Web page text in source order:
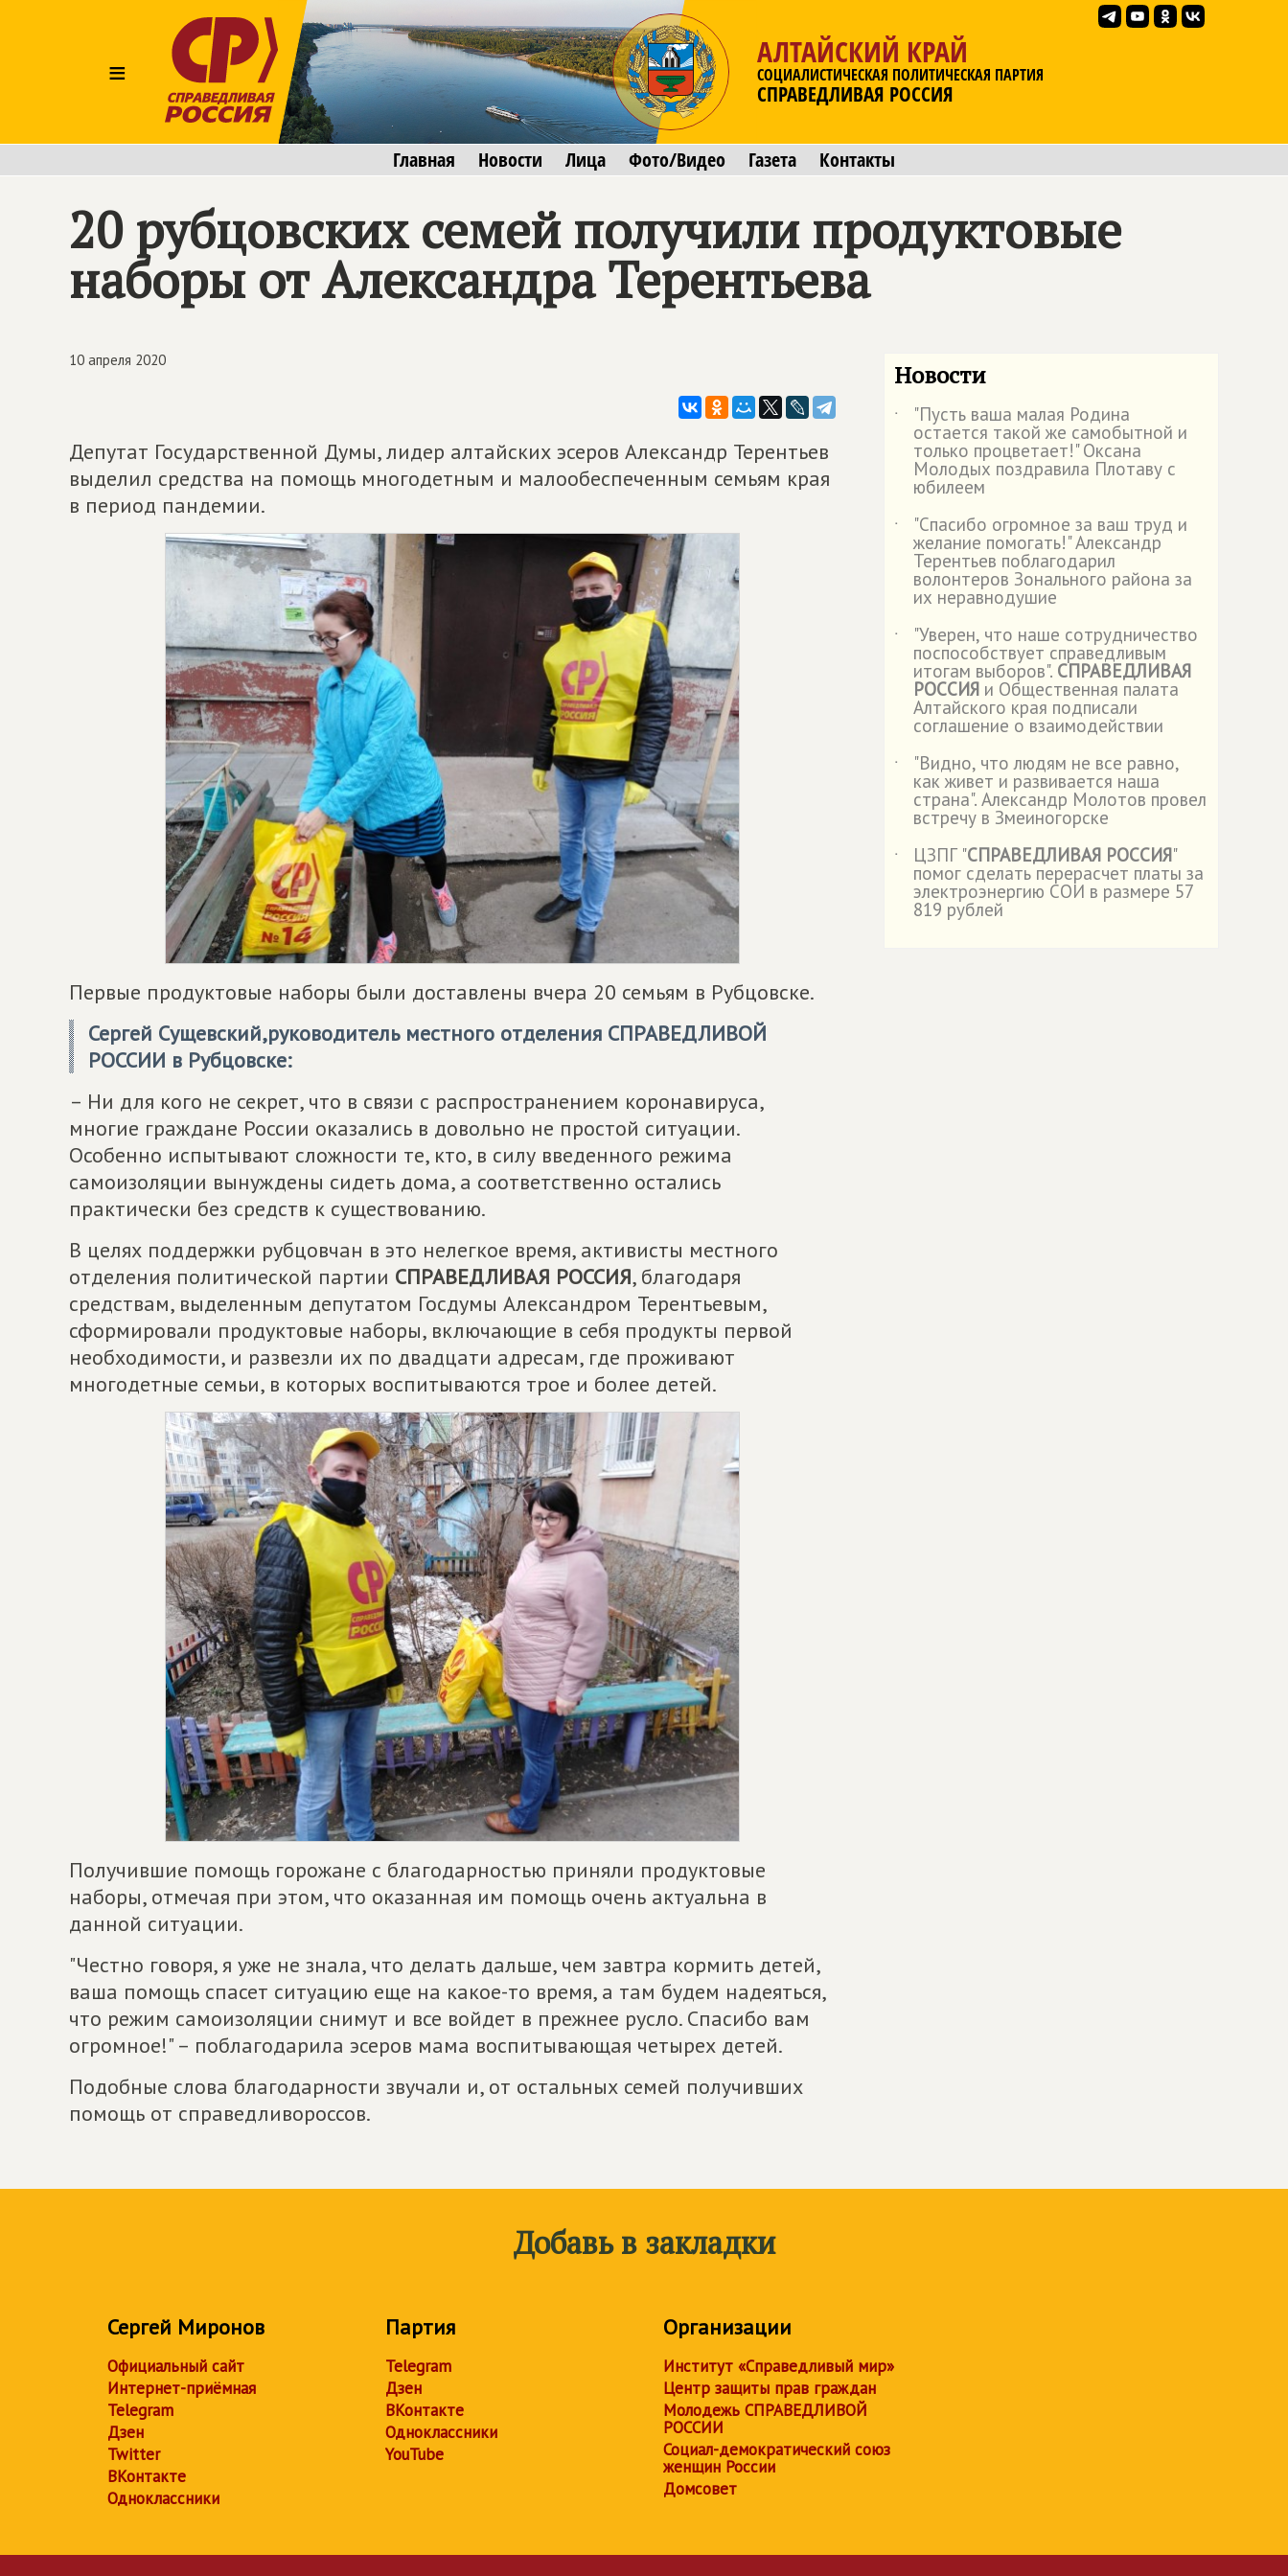
≡
АЛТАЙСКИЙ КРАЙ
СОЦИАЛИСТИЧЕСКАЯ ПОЛИТИЧЕСКАЯ ПАРТИЯ
СПРАВЕДЛИВАЯ РОССИЯ
Главная Новости Лица Фото/Видео Газета Контакты
20 рубцовских семей получили продуктовые
наборы от Александра Терентьева
10 апреля 2020
Депутат Государственной Думы, лидер алтайских эсеров Александр Терентьев
выделил средства на помощь многодетным и малообеспеченным семьям края
в период пандемии.
Первые продуктовые наборы были доставлены вчера 20 семьям в Рубцовске.
Сергей Сущевский,руководитель местного отделения СПРАВЕДЛИВОЙ
РОССИИ в Рубцовске:
– Ни для кого не секрет, что в связи с распространением коронавируса,
многие граждане России оказались в довольно не простой ситуации.
Особенно испытывают сложности те, кто, в силу введенного режима
самоизоляции вынуждены сидеть дома, а соответственно остались
практически без средств к существованию.
В целях поддержки рубцовчан в это нелегкое время, активисты местного
отделения политической партии СПРАВЕДЛИВАЯ РОССИЯ, благодаря
средствам, выделенным депутатом Госдумы Александром Терентьевым,
сформировали продуктовые наборы, включающие в себя продукты первой
необходимости, и развезли их по двадцати адресам, где проживают
многодетные семьи, в которых воспитываются трое и более детей.
Получившие помощь горожане с благодарностью приняли продуктовые
наборы, отмечая при этом, что оказанная им помощь очень актуальна в
данной ситуации.
"Честно говоря, я уже не знала, что делать дальше, чем завтра кормить детей,
ваша помощь спасет ситуацию еще на какое-то время, а там будем надеяться,
что режим самоизоляции снимут и все войдет в прежнее русло. Спасибо вам
огромное!" – поблагодарила эсеров мама воспитывающая четырех детей.
Подобные слова благодарности звучали и, от остальных семей получивших
помощь от справедливороссов.
Новости
˙ "Пусть ваша малая Родина
остается такой же самобытной и
только процветает!" Оксана
Молодых поздравила Плотаву с
юбилеем
˙
"Спасибо огромное за ваш труд и
желание помогать!" Александр
Терентьев поблагодарил
волонтеров Зонального района за
их неравнодушие
˙
"Уверен, что наше сотрудничество
поспособствует справедливым
итогам выборов". СПРАВЕДЛИВАЯ
РОССИЯ и Общественная палата
Алтайского края подписали
соглашение о взаимодействии
˙
"Видно, что людям не все равно,
как живет и развивается наша
страна". Александр Молотов провел
встречу в Змеиногорске
˙
ЦЗПГ "СПРАВЕДЛИВАЯ РОССИЯ"
помог сделать перерасчет платы за
электроэнергию СОИ в размере 57
819 рублей
Добавь в закладки
Сергей Миронов
Официальный сайт
Интернет-приёмная
Telegram
Дзен
Twitter
ВКонтакте
Одноклассники
Партия
Telegram
Дзен
ВКонтакте
Одноклассники
YouTube
Организации
Институт «Справедливый мир»
Центр защиты прав граждан
Молодежь СПРАВЕДЛИВОЙ
РОССИИ
Социал-демократический союз
женщин России
Домсовет